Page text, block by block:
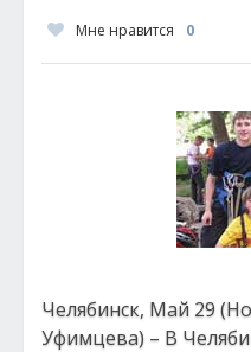
Мне нравится 0
Челябинск, Май 29
Уфимцева) – В